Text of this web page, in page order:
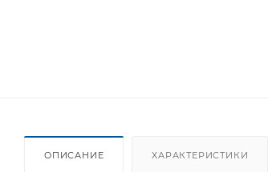
ОПИСАНИЕ ХАРАКТЕРИСТИКИ